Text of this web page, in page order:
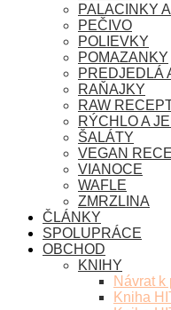
PALACINKY
PEČIVO
POLIEVKY
POMAZANKY
PREDJEDLÁ
RAŇAJKY
RAW
RÝCHLO A
ŠALÁTY
VEGAN
VIANOCE
WAFLE
ZMRZLINA
ČLÁNKY
SPOLUPRÁCE
OBCHOD
KNIHY
Návrat k
Kniha